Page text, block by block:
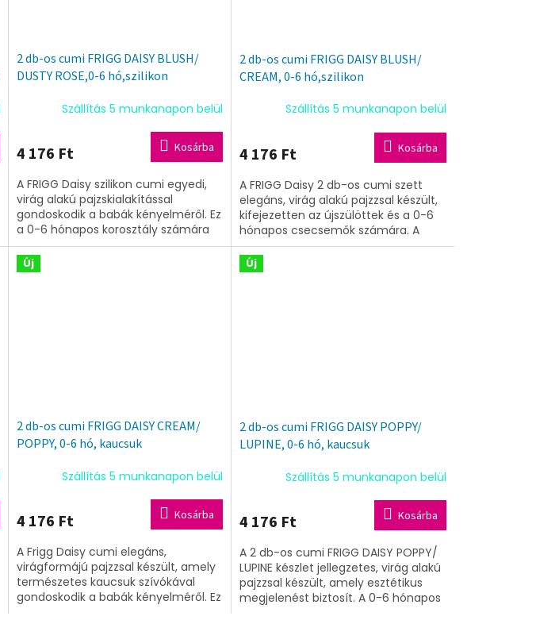
2 db-os cumi FRIGG DAISY BLUSH/
DUSTY ROSE,0-6 hó,szilikon
Szállítás 5 munkanapon belül
4 176 Ft Kosárba
A FRIGG Daisy szilikon cumi egyedi,
virág alakú pajzskialakítással
gondoskodik a babák kényelméről. Ez
a 0-6 hónapos korosztály számára
tervezett, 2 darabos készlet
elegáns...
2 db-os cumi FRIGG DAISY BLUSH/
CREAM, 0-6 hó,szilikon
Szállítás 5 munkanapon belül
4 176 Ft Kosárba
A FRIGG Daisy 2 db-os cumi szett
elegáns, virág alakú pajzzsal készült,
kifejezetten az újszülöttek és a 0-6
hónapos csecsemők számára. A
szilikon anyagú kiegészítők
gyengédek a...
Új
2 db-os cumi FRIGG DAISY CREAM/
POPPY, 0-6 hó, kaucsuk
Szállítás 5 munkanapon belül
4 176 Ft Kosárba
A Frigg Daisy cumi elegáns,
virágformájú pajzzsal készült, amely
természetes kaucsuk szívókával
gondoskodik a babák kényelméről. Ez
Új
2 db-os cumi FRIGG DAISY POPPY/
LUPINE, 0-6 hó, kaucsuk
Szállítás 5 munkanapon belül
4 176 Ft Kosárba
A 2 db-os cumi FRIGG DAISY POPPY/
LUPINE készlet jellegzetes, virág alakú
pajzzsal készült, amely esztétikus
megjelenést biztosít. A 0-6 hónapos